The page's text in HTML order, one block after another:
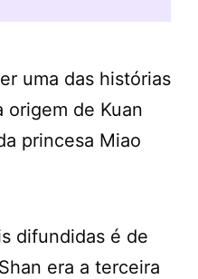
uma das histórias
origem de Kuan
princesa Miao
difundidas é de
era a terceira